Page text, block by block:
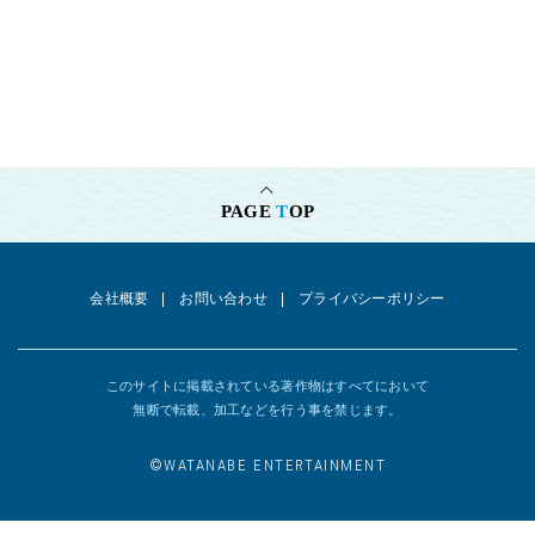
PAGETOP
会社概要 お問い合わせ プライバシーポリシー
このサイトに掲載されている著作物はすべてにおいて
無断で転載、加工などを行う事を禁じます。
©︎WATANABE ENTERTAINMENT